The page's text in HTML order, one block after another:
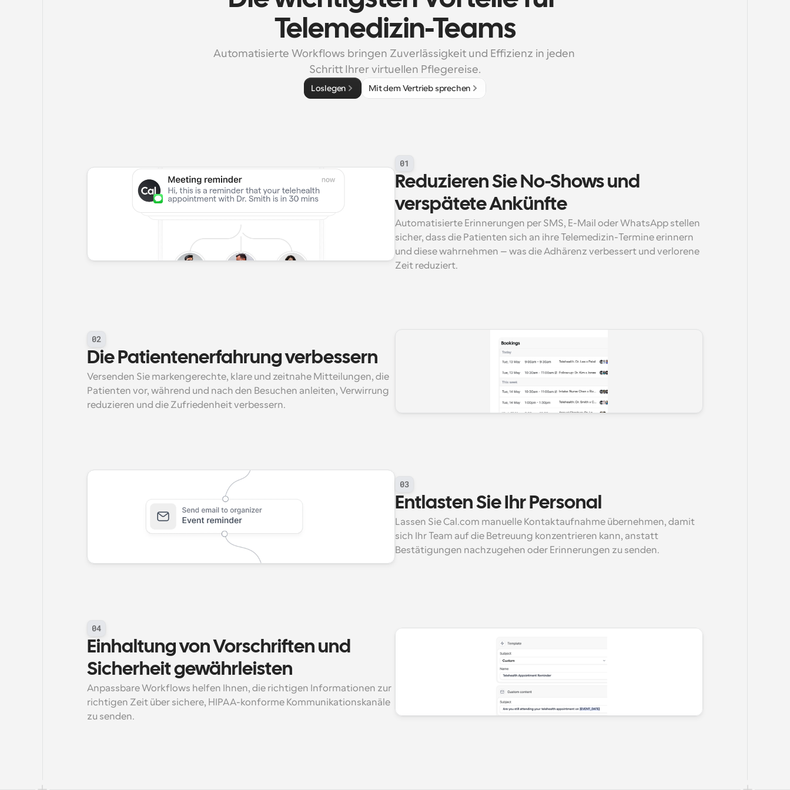
Telemedizin-Teams
Automatisierte Workflows bringen Zuverlässigkeit und Effizienz in jeden
Schritt Ihrer virtuellen Pflegereise.
Loslegen Mit dem Vertrieb sprechen
01
Reduzieren Sie No-Shows und
verspätete Ankünfte
Automatisierte Erinnerungen per SMS, E-Mail oder WhatsApp stellen
sicher, dass die Patienten sich an ihre Telemedizin-Termine erinnern
und diese wahrnehmen – was die Adhärenz verbessert und verlorene
Zeit reduziert.
02
Die Patientenerfahrung verbessern
Versenden Sie markengerechte, klare und zeitnahe Mitteilungen, die
Patienten vor, während und nach den Besuchen anleiten, Verwirrung
reduzieren und die Zufriedenheit verbessern.
03
Entlasten Sie Ihr Personal
Lassen Sie Cal.com manuelle Kontaktaufnahme übernehmen, damit
sich Ihr Team auf die Betreuung konzentrieren kann, anstatt
Bestätigungen nachzugehen oder Erinnerungen zu senden.
04
Einhaltung von Vorschriften und
Sicherheit gewährleisten
Anpassbare Workflows helfen Ihnen, die richtigen Informationen zur
richtigen Zeit über sichere, HIPAA-konforme Kommunikationskanäle
zu senden.